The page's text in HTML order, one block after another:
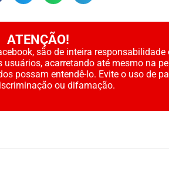
ATENÇÃO!
são de inteira
acarretando até mesmo na
possam entendê-lo. Evite o uso de
ou difamação.